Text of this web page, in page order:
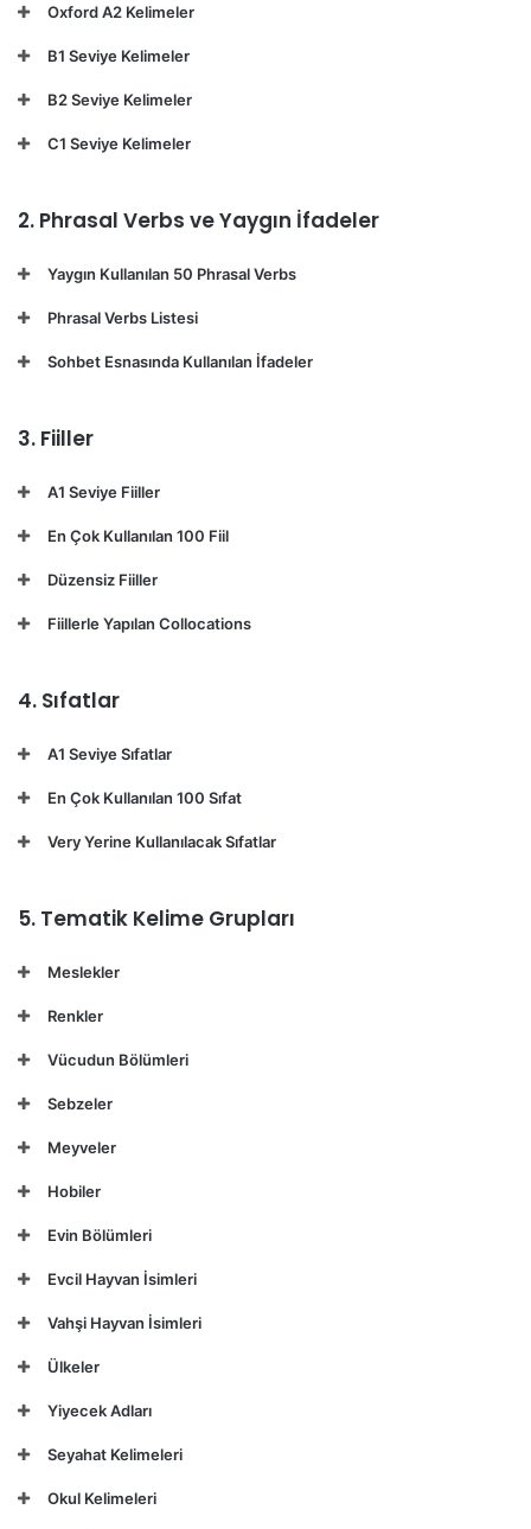
Oxford A2 Kelimeler
B1 Seviye Kelimeler
B2 Seviye Kelimeler
C1 Seviye Kelimeler
2. Phrasal Verbs ve Yaygın İfadeler
Yaygın Kullanılan 50 Phrasal Verbs
Phrasal Verbs Listesi
Sohbet Esnasında Kullanılan İfadeler
3. Fiiller
A1 Seviye Fiiller
En Çok Kullanılan 100 Fiil
Düzensiz Fiiller
Fiillerle Yapılan Collocations
4. Sıfatlar
A1 Seviye Sıfatlar
En Çok Kullanılan 100 Sıfat
Very Yerine Kullanılacak Sıfatlar
5. Tematik Kelime Grupları
Meslekler
Renkler
Vücudun Bölümleri
Sebzeler
Meyveler
Hobiler
Evin Bölümleri
Evcil Hayvan İsimleri
Vahşi Hayvan İsimleri
Ülkeler
Yiyecek Adları
Seyahat Kelimeleri
Okul Kelimeleri